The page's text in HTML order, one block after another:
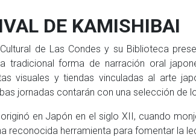
DE KAMISHIBAI
de Las Condes y su Biblioteca
tradicional forma de narración oral
visuales y tiendas vinculadas al arte
jornadas contarán con una selección de
en Japón en el siglo XII, cuando
reconocida herramienta para fomentar la